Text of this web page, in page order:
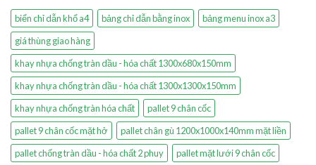
biển chỉ dẫn khổ a4 bảng chỉ dẫn bằng inox
bảng menu inox a3
giá thùng giao hàng
khay nhựa chống tràn dầu - hóa chất 1300x680x150mm
khay nhựa chống tràn dầu - hóa chất 1300x1300x150mm
khay nhựa chống tràn hóa chất
pallet 9 chân cốc
pallet 9 chân cốc mặt hở
pallet chân gù 1200x1000x140mm mặt liền
pallet chống tràn dầu - hóa chất 2 phuy
pallet mặt lưới 9 chân cốc